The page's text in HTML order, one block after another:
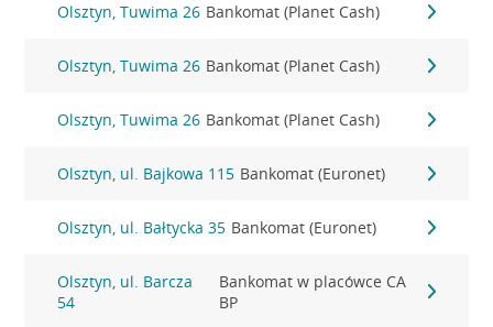
Olsztyn, Tuwima 26 Bankomat (Planet Cash)
Olsztyn, Tuwima 26 Bankomat (Planet Cash)
Olsztyn, Tuwima 26 Bankomat (Planet Cash)
Olsztyn, ul. Bajkowa 115 Bankomat (Euronet)
Olsztyn, ul. Bałtycka 35 Bankomat (Euronet)
Olsztyn, ul. Barcza
54
Bankomat w placówce CA
BP